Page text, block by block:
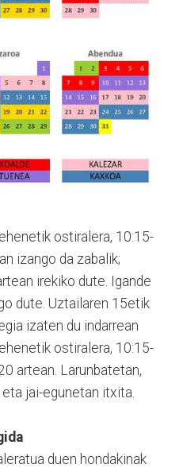
ostiralera, 10:15-
izango da zabalik;
irekiko dute. Igande
dute. Uztailaren 15etik
izaten du indarrean
ostiralera, 10:15-
artean. Larunbatetan,
jai-egunetan itxita.
duen hondakinak